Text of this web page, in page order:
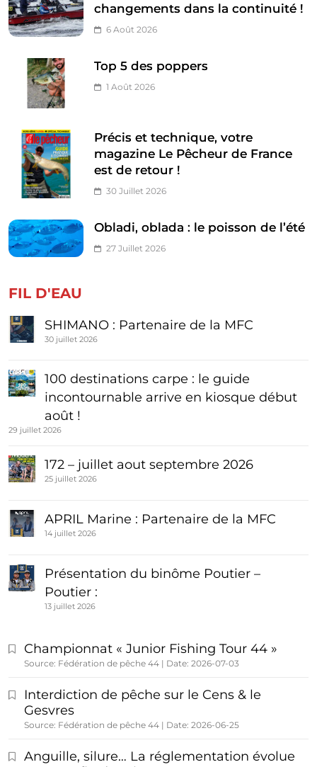
changements dans la continuité !
6 Août 2026
Top 5 des poppers
1 Août 2026
Précis et technique, votre
magazine Le Pêcheur de France
est de retour !
30 Juillet 2026
Obladi, oblada : le poisson de l’été
27 Juillet 2026
FIL D'EAU
SHIMANO : Partenaire de la MFC
30 juillet 2026
100 destinations carpe : le guide
incontournable arrive en kiosque début
août !
29 juillet 2026
172 – juillet aout septembre 2026
25 juillet 2026
APRIL Marine : Partenaire de la MFC
14 juillet 2026
Présentation du binôme Poutier –
Poutier :
13 juillet 2026
Championnat « Junior Fishing Tour 44 »
Source: Fédération de pêche 44 Date: 2026-07-03
Interdiction de pêche sur le Cens & le
Gesvres
Source: Fédération de pêche 44 Date: 2026-06-25
Anguille, silure… La réglementation évolue